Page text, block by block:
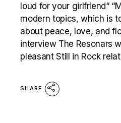
loud for your girlfriend“
modern topics, which is
about peace, love, and
interview The Resonars
pleasant Still in Rock
SHARE